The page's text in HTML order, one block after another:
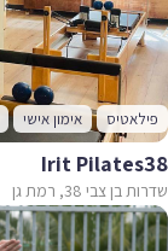
פילאטיס אימון אישי
Irit Pilates38
שדרות בן צבי 38, רמת גן